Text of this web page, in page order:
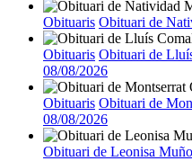
Obituaris Obituari de
Obituaris Obituari de
08/08/2026
Obituaris Obituari de
08/08/2026
Obituari de Leonisa